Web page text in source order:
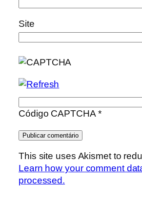
Site
Código CAPTCHA*
This site uses Akismet to
Learn how your comment
processed.